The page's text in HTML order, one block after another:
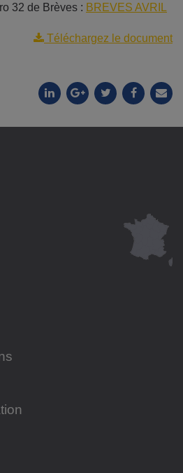
32 de Brèves : BREVES AVRIL
Téléchargez le document